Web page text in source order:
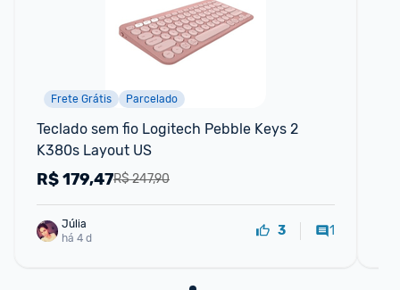
Frete Grátis Parcelado
Teclado sem fio Logitech Pebble Keys 2
K380s Layout US
R$ 247,90
R$179,47
Júlia
há 4 d
3 1